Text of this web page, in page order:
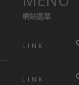
網站選單
LINK
LINK